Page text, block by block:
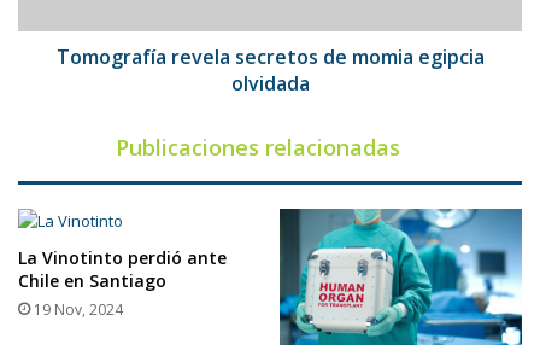
Tomografía revela secretos de momia egipcia
olvidada
Publicaciones relacionadas
La Vinotinto perdió ante
Chile en Santiago
19 Nov, 2024